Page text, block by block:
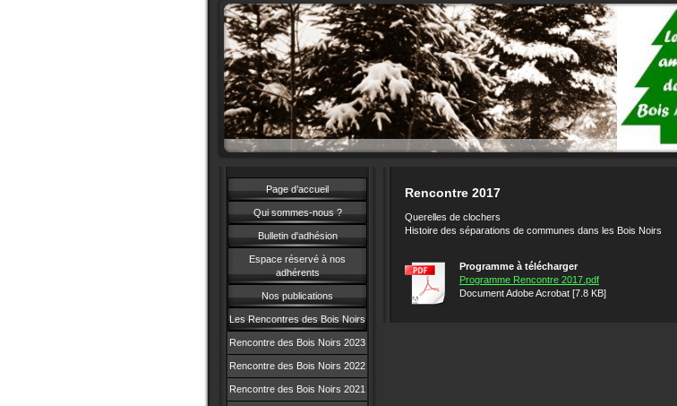
Page d’accueil
Qui sommes-nous ?
Bulletin d'adhésion
Espace réservé à nos
adhérents
Nos publications
Les Rencontres des Bois Noirs
Rencontre des Bois Noirs 2023
Rencontre des Bois Noirs 2022
Rencontre des Bois Noirs 2021
Rencontre 2017
Querelles de clochers
Histoire des séparations de communes dans les Bois Noirs
Programme à télécharger
Programme Rencontre 2017.pdf
Document Adobe Acrobat [7.8 KB]